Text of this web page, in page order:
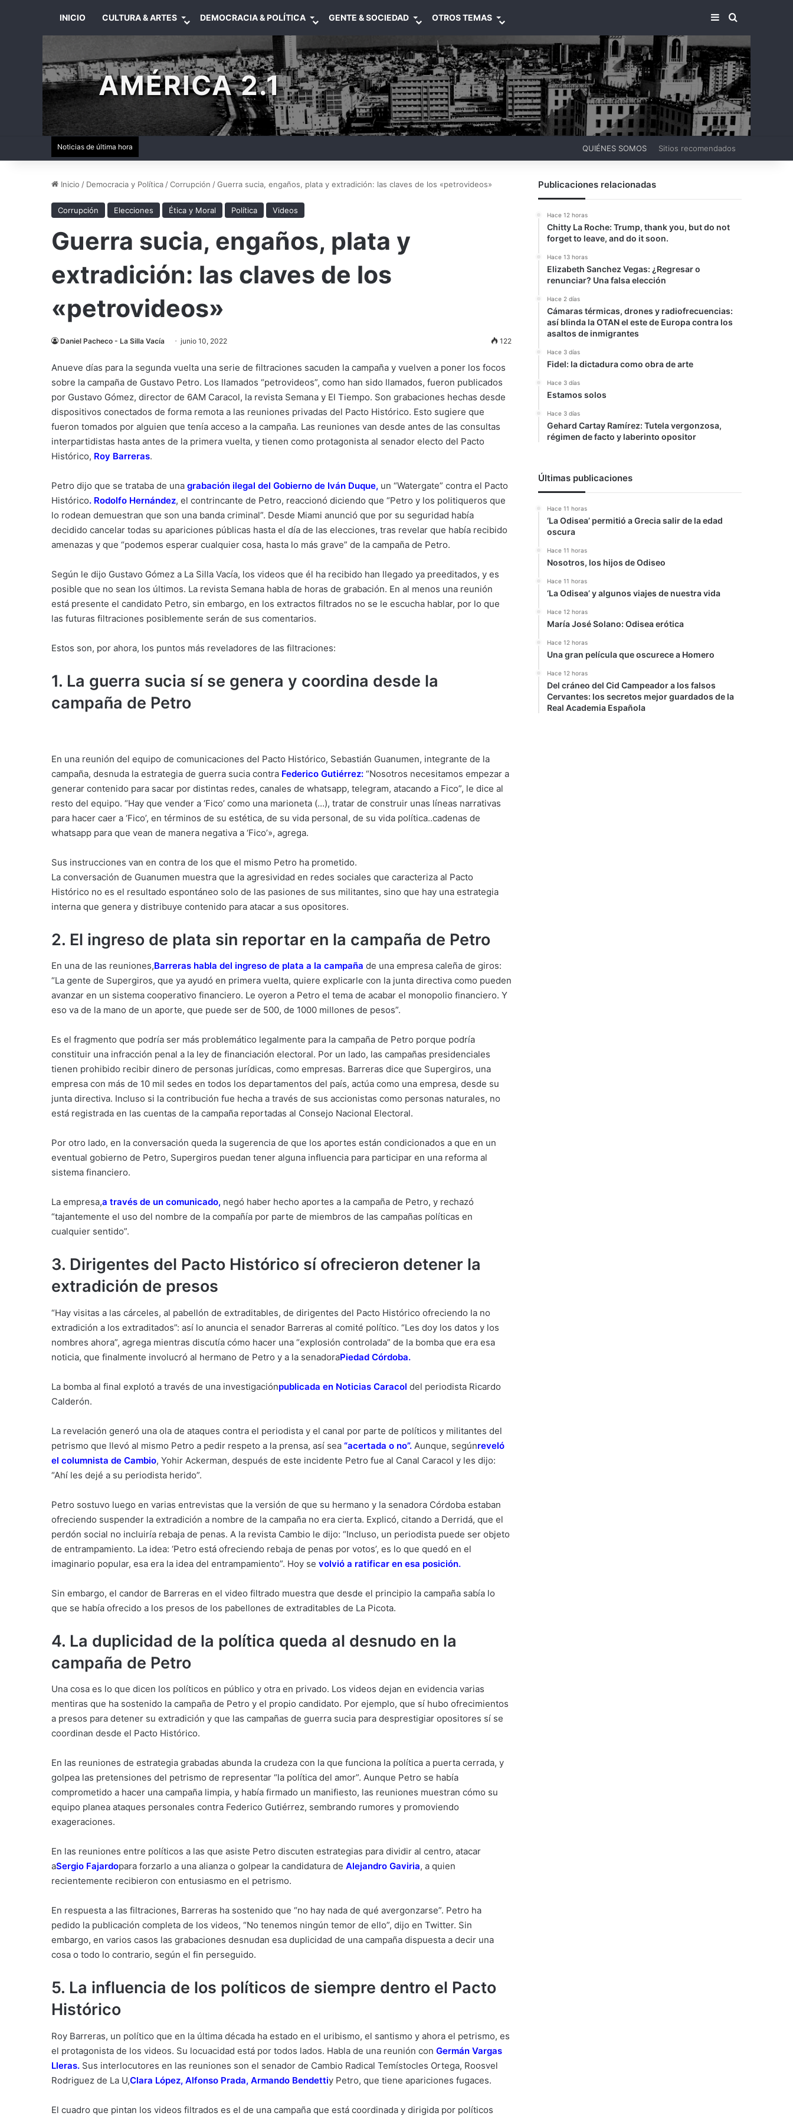
INICIO CULTURA & ARTES DEMOCRACIA & POLÍTICA GENTE & SOCIEDAD OTROS TEMAS BARRA LATERAL
BUSCAR
AMÉRICA 2.1
Noticias de última hora QUIÉNES SOMOS Sitios recomendados
Inicio / Democracia y Política /Corrupción /Guerra sucia, engaños, plata y extradición: las claves de los «petrovideos»
Corrupción Elecciones Ética y Moral Política Videos
Guerra sucia, engaños, plata y
extradición: las claves de los
«petrovideos»
Daniel Pacheco - La Silla Vacía junio 10, 2022 122
Anueve días para la segunda vuelta una serie de filtraciones sacuden la campaña y vuelven a poner los focos
sobre la campaña de Gustavo Petro. Los llamados “petrovideos”, como han sido llamados, fueron publicados
por Gustavo Gómez, director de 6AM Caracol, la revista Semana y El Tiempo. Son grabaciones hechas desde
dispositivos conectados de forma remota a las reuniones privadas del Pacto Histórico. Esto sugiere que
fueron tomados por alguien que tenía acceso a la campaña. Las reuniones van desde antes de las consultas
interpartidistas hasta antes de la primera vuelta, y tienen como protagonista al senador electo del Pacto
Histórico, Roy Barreras.
Petro dijo que se trataba de una grabación ilegal del Gobierno de Iván Duque, un “Watergate” contra el Pacto
Histórico. Rodolfo Hernández, el contrincante de Petro, reaccionó diciendo que “Petro y los politiqueros que
lo rodean demuestran que son una banda criminal”. Desde Miami anunció que por su seguridad había
decidido cancelar todas su apariciones públicas hasta el día de las elecciones, tras revelar que había recibido
amenazas y que “podemos esperar cualquier cosa, hasta lo más grave” de la campaña de Petro.
Según le dijo Gustavo Gómez a La Silla Vacía, los videos que él ha recibido han llegado ya preeditados, y es
posible que no sean los últimos. La revista Semana habla de horas de grabación. En al menos una reunión
está presente el candidato Petro, sin embargo, en los extractos filtrados no se le escucha hablar, por lo que
las futuras filtraciones posiblemente serán de sus comentarios.
Estos son, por ahora, los puntos más reveladores de las filtraciones:
1. La guerra sucia sí se genera y coordina desde la
campaña de Petro
En una reunión del equipo de comunicaciones del Pacto Histórico, Sebastián Guanumen, integrante de la
campaña, desnuda la estrategia de guerra sucia contra Federico Gutiérrez: “Nosotros necesitamos empezar a
generar contenido para sacar por distintas redes, canales de whatsapp, telegram, atacando a Fico”, le dice al
resto del equipo. “Hay que vender a ‘Fico’ como una marioneta (…), tratar de construir unas líneas narrativas
para hacer caer a ‘Fico’, en términos de su estética, de su vida personal, de su vida política..cadenas de
whatsapp para que vean de manera negativa a ‘Fico’», agrega.
Sus instrucciones van en contra de los que el mismo Petro ha prometido.
La conversación de Guanumen muestra que la agresividad en redes sociales que caracteriza al Pacto
Histórico no es el resultado espontáneo solo de las pasiones de sus militantes, sino que hay una estrategia
interna que genera y distribuye contenido para atacar a sus opositores.
2. El ingreso de plata sin reportar en la campaña de Petro
En una de las reuniones,Barreras habla del ingreso de plata a la campaña de una empresa caleña de giros:
“La gente de Supergiros, que ya ayudó en primera vuelta, quiere explicarle con la junta directiva como pueden
avanzar en un sistema cooperativo financiero. Le oyeron a Petro el tema de acabar el monopolio financiero. Y
eso va de la mano de un aporte, que puede ser de 500, de 1000 millones de pesos”.
Es el fragmento que podría ser más problemático legalmente para la campaña de Petro porque podría
constituir una infracción penal a la ley de financiación electoral. Por un lado, las campañas presidenciales
tienen prohibido recibir dinero de personas jurídicas, como empresas. Barreras dice que Supergiros, una
empresa con más de 10 mil sedes en todos los departamentos del país, actúa como una empresa, desde su
junta directiva. Incluso si la contribución fue hecha a través de sus accionistas como personas naturales, no
está registrada en las cuentas de la campaña reportadas al Consejo Nacional Electoral.
Por otro lado, en la conversación queda la sugerencia de que los aportes están condicionados a que en un
eventual gobierno de Petro, Supergiros puedan tener alguna influencia para participar en una reforma al
sistema financiero.
La empresa,a través de un comunicado, negó haber hecho aportes a la campaña de Petro, y rechazó
“tajantemente el uso del nombre de la compañía por parte de miembros de las campañas políticas en
cualquier sentido”.
3. Dirigentes del Pacto Histórico sí ofrecieron detener la
extradición de presos
“Hay visitas a las cárceles, al pabellón de extraditables, de dirigentes del Pacto Histórico ofreciendo la no
extradición a los extraditados”: así lo anuncia el senador Barreras al comité político. “Les doy los datos y los
nombres ahora”, agrega mientras discutía cómo hacer una “explosión controlada” de la bomba que era esa
noticia, que finalmente involucró al hermano de Petro y a la senadoraPiedad Córdoba.
La bomba al final explotó a través de una investigaciónpublicada en Noticias Caracol del periodista Ricardo
Calderón.
La revelación generó una ola de ataques contra el periodista y el canal por parte de políticos y militantes del
petrismo que llevó al mismo Petro a pedir respeto a la prensa, así sea “acertada o no”. Aunque, segúnreveló
el columnista de Cambio, Yohir Ackerman, después de este incidente Petro fue al Canal Caracol y les dijo:
“Ahí les dejé a su periodista herido”.
Petro sostuvo luego en varias entrevistas que la versión de que su hermano y la senadora Córdoba estaban
ofreciendo suspender la extradición a nombre de la campaña no era cierta. Explicó, citando a Derridá, que el
perdón social no incluiría rebaja de penas. A la revista Cambio le dijo: “Incluso, un periodista puede ser objeto
de entrampamiento. La idea: ‘Petro está ofreciendo rebaja de penas por votos’, es lo que quedó en el
imaginario popular, esa era la idea del entrampamiento”. Hoy se volvió a ratificar en esa posición.
Sin embargo, el candor de Barreras en el video filtrado muestra que desde el principio la campaña sabía lo
que se había ofrecido a los presos de los pabellones de extraditables de La Picota.
4. La duplicidad de la política queda al desnudo en la
campaña de Petro
Una cosa es lo que dicen los políticos en público y otra en privado. Los videos dejan en evidencia varias
mentiras que ha sostenido la campaña de Petro y el propio candidato. Por ejemplo, que sí hubo ofrecimientos
a presos para detener su extradición y que las campañas de guerra sucia para desprestigiar opositores sí se
coordinan desde el Pacto Histórico.
En las reuniones de estrategia grabadas abunda la crudeza con la que funciona la política a puerta cerrada, y
golpea las pretensiones del petrismo de representar “la política del amor”. Aunque Petro se había
comprometido a hacer una campaña limpia, y había firmado un manifiesto, las reuniones muestran cómo su
equipo planea ataques personales contra Federico Gutiérrez, sembrando rumores y promoviendo
exageraciones.
En las reuniones entre políticos a las que asiste Petro discuten estrategias para dividir al centro, atacar
aSergio Fajardopara forzarlo a una alianza o golpear la candidatura de Alejandro Gaviria, a quien
recientemente recibieron con entusiasmo en el petrismo.
En respuesta a las filtraciones, Barreras ha sostenido que “no hay nada de qué avergonzarse”. Petro ha
pedido la publicación completa de los videos, “No tenemos ningún temor de ello”, dijo en Twitter. Sin
embargo, en varios casos las grabaciones desnudan esa duplicidad de una campaña dispuesta a decir una
cosa o todo lo contrario, según el fin perseguido.
5. La influencia de los políticos de siempre dentro el Pacto
Histórico
Roy Barreras, un político que en la última década ha estado en el uribismo, el santismo y ahora el petrismo, es
el protagonista de los videos. Su locuacidad está por todos lados. Habla de una reunión con Germán Vargas
Lleras. Sus interlocutores en las reuniones son el senador de Cambio Radical Temístocles Ortega, Roosvel
Rodriguez de La U,Clara López, Alfonso Prada, Armando Bendettiy Petro, que tiene apariciones fugaces.
El cuadro que pintan los videos filtrados es el de una campaña que está coordinada y dirigida por políticos
Publicaciones relacionadas
Hace 12 horas
Chitty La Roche: Trump, thank you, but do not
forget to leave, and do it soon.
Hace 13 horas
Elizabeth Sanchez Vegas: ¿Regresar o
renunciar? Una falsa elección
Hace 2 días
Cámaras térmicas, drones y radiofrecuencias:
así blinda la OTAN el este de Europa contra los
asaltos de inmigrantes
Hace 3 días
Fidel: la dictadura como obra de arte
Hace 3 días
Estamos solos
Hace 3 días
Gehard Cartay Ramírez: Tutela vergonzosa,
régimen de facto y laberinto opositor
Últimas publicaciones
Hace 11 horas
‘La Odisea’ permitió a Grecia salir de la edad
oscura
Hace 11 horas
Nosotros, los hijos de Odiseo
Hace 11 horas
‘La Odisea’ y algunos viajes de nuestra vida
Hace 12 horas
María José Solano: Odisea erótica
Hace 12 horas
Una gran película que oscurece a Homero
Hace 12 horas
Del cráneo del Cid Campeador a los falsos
Cervantes: los secretos mejor guardados de la
Real Academia Española